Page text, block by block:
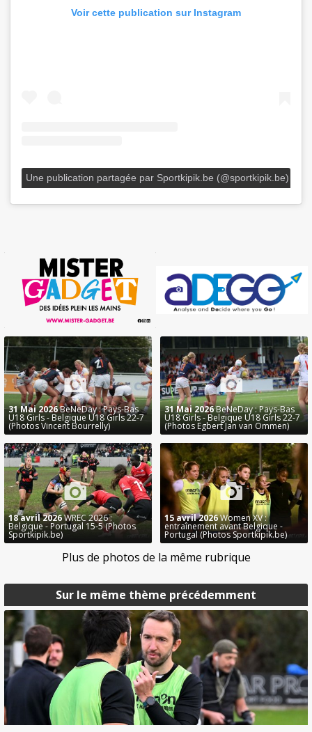
Voir cette publication sur Instagram
Une publication partagée par Sportkipik.be (@sportkipik.be)
Sur le même thème précédemment
31 Mai 2026BeNeDay : Pays-Bas
U18 Girls - Belgique U18 Girls 22-7
(Photos Vincent Bourrelly)
31 Mai 2026BeNeDay : Pays-Bas
U18 Girls - Belgique U18 Girls 22-7
(Photos Egbert Jan van Ommen)
18 avril 2026WREC 2026 :
Belgique - Portugal 15-5 (Photos
Sportkipik.be)
15 avril 2026Women XV :
entraînement avant Belgique -
Portugal (Photos Sportkipik.be)
Plus de photos de la même rubrique